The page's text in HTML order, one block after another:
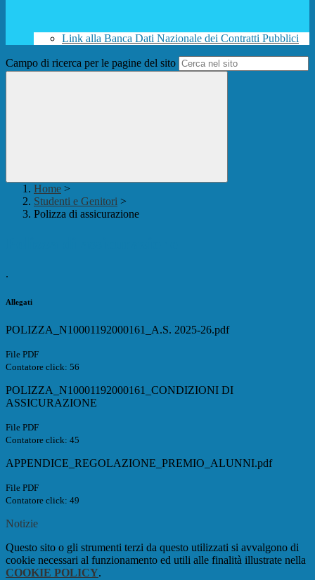
Link alla Banca Dati Nazionale dei Contratti Pubblici
Campo di ricerca per le pagine del sito
Home >
Studenti e Genitori >
Polizza di assicurazione
.
Allegati
POLIZZA_N10001192000161_A.S. 2025-26.pdf
File PDF
Contatore click: 56
POLIZZA_N10001192000161_CONDIZIONI DI
ASSICURAZIONE
File PDF
Contatore click: 45
APPENDICE_REGOLAZIONE_PREMIO_ALUNNI.pdf
File PDF
Contatore click: 49
Notizie
Questo sito o gli strumenti terzi da questo utilizzati si avvalgono di
cookie necessari al funzionamento ed utili alle finalità illustrate nella
COOKIE POLICY.